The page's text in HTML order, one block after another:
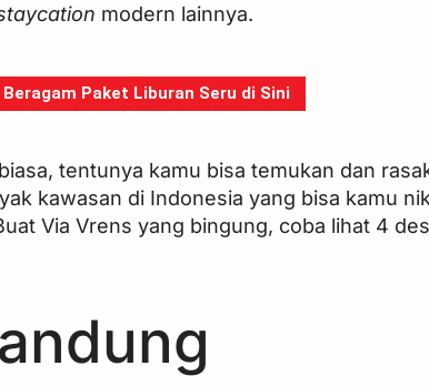
modern lainnya.
Beragam Paket Liburan Seru di Sini
tentunya kamu bisa temukan dan
kawasan di Indonesia yang bisa kamu
Via Vrens yang bingung, coba lihat 4